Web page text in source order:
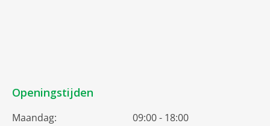
Openingstijden
Maandag:
09:00 - 18:00